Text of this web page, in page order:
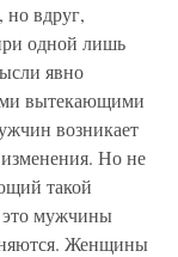
но вдруг,
одной лишь
явно
вытекающими
возникает
Но не
такой
это мужчины
Женщины